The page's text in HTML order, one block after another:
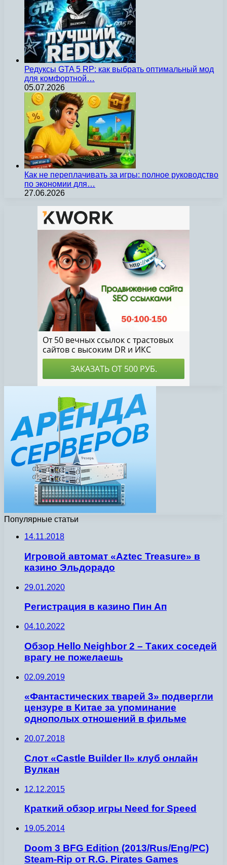
Редуксы GTA 5 RP: как выбрать оптимальный мод
для комфортной…
05.07.2026
Как не переплачивать за игры: полное руководство
по экономии для…
27.06.2026
Популярные статьи
14.11.2018
Игровой автомат «Aztec Treasure» в
казино Эльдорадо
29.01.2020
Регистрация в казино Пин Ап
04.10.2022
Обзор Hello Neighbor 2 – Таких соседей
врагу не пожелаешь
02.09.2019
«Фантастических тварей 3» подвергли
цензуре в Китае за упоминание
однополых отношений в фильме
20.07.2018
Слот «Castle Builder II» клуб онлайн
Вулкан
12.12.2015
Краткий обзор игры Need for Speed
19.05.2014
Doom 3 BFG Edition (2013/Rus/Eng/PC)
Steam-Rip от R.G. Pirates Games